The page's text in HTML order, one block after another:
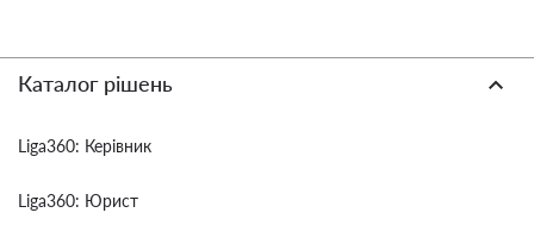
Каталог рішень
Liga360: Керівник
Liga360: Юрист